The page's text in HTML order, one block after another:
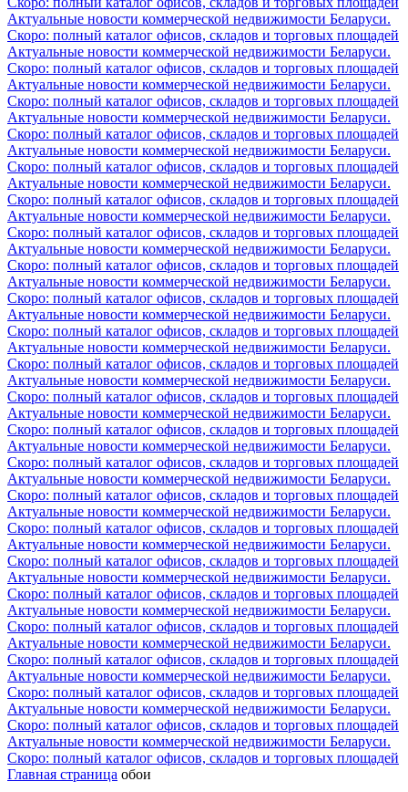
Актуальные новости коммерческой недвижимости Беларуси.
Скоро: полный каталог офисов, складов и торговых площадей
Актуальные новости коммерческой недвижимости Беларуси.
Скоро: полный каталог офисов, складов и торговых площадей
Актуальные новости коммерческой недвижимости Беларуси.
Скоро: полный каталог офисов, складов и торговых площадей
Актуальные новости коммерческой недвижимости Беларуси.
Скоро: полный каталог офисов, складов и торговых площадей
Актуальные новости коммерческой недвижимости Беларуси.
Скоро: полный каталог офисов, складов и торговых площадей
Актуальные новости коммерческой недвижимости Беларуси.
Скоро: полный каталог офисов, складов и торговых площадей
Актуальные новости коммерческой недвижимости Беларуси.
Скоро: полный каталог офисов, складов и торговых площадей
Актуальные новости коммерческой недвижимости Беларуси.
Скоро: полный каталог офисов, складов и торговых площадей
Актуальные новости коммерческой недвижимости Беларуси.
Скоро: полный каталог офисов, складов и торговых площадей
Актуальные новости коммерческой недвижимости Беларуси.
Скоро: полный каталог офисов, складов и торговых площадей
Актуальные новости коммерческой недвижимости Беларуси.
Скоро: полный каталог офисов, складов и торговых площадей
Актуальные новости коммерческой недвижимости Беларуси.
Скоро: полный каталог офисов, складов и торговых площадей
Актуальные новости коммерческой недвижимости Беларуси.
Скоро: полный каталог офисов, складов и торговых площадей
Актуальные новости коммерческой недвижимости Беларуси.
Скоро: полный каталог офисов, складов и торговых площадей
Актуальные новости коммерческой недвижимости Беларуси.
Скоро: полный каталог офисов, складов и торговых площадей
Актуальные новости коммерческой недвижимости Беларуси.
Скоро: полный каталог офисов, складов и торговых площадей
Актуальные новости коммерческой недвижимости Беларуси.
Скоро: полный каталог офисов, складов и торговых площадей
Актуальные новости коммерческой недвижимости Беларуси.
Скоро: полный каталог офисов, складов и торговых площадей
Актуальные новости коммерческой недвижимости Беларуси.
Скоро: полный каталог офисов, складов и торговых площадей
Актуальные новости коммерческой недвижимости Беларуси.
Скоро: полный каталог офисов, складов и торговых площадей
Актуальные новости коммерческой недвижимости Беларуси.
Скоро: полный каталог офисов, складов и торговых площадей
Актуальные новости коммерческой недвижимости Беларуси.
Скоро: полный каталог офисов, складов и торговых площадей
Актуальные новости коммерческой недвижимости Беларуси.
Скоро: полный каталог офисов, складов и торговых площадей
Главная страница обои